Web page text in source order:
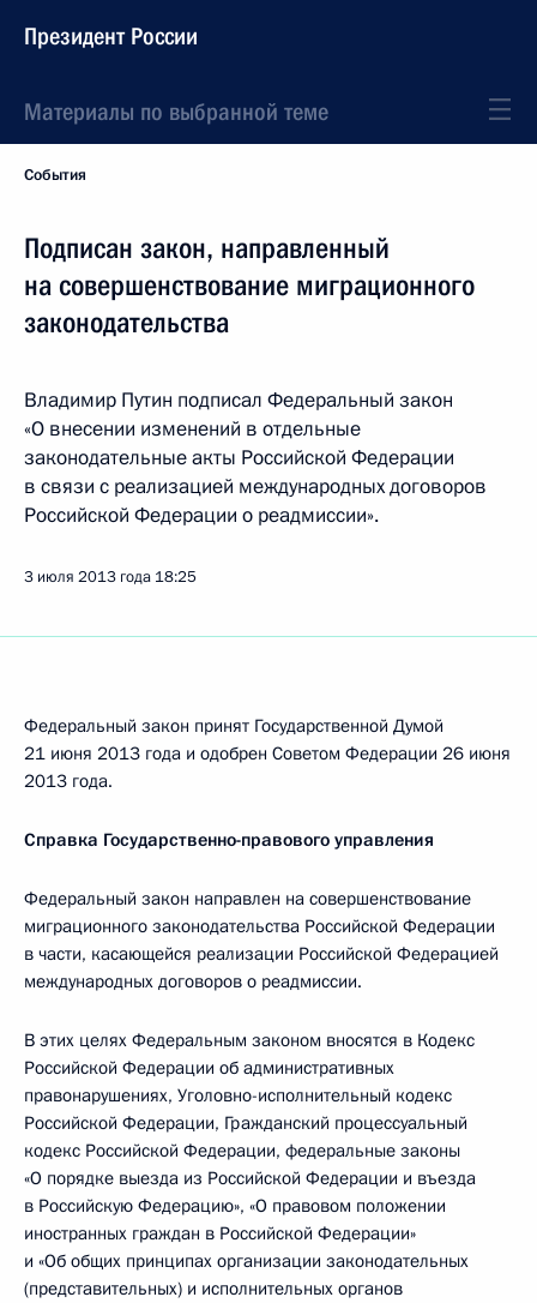
Президент России
Материалы по выбранной теме
События
Подписан закон, направленный
на совершенствование миграционного
законодательства
Владимир Путин подписал Федеральный закон
«О внесении изменений в отдельные
законодательные акты Российской Федерации
в связи с реализацией международных договоров
Российской Федерации о реадмиссии».
3 июля 2013 года 18:25
Федеральный закон принят Государственной Думой
21 июня 2013 года и одобрен Советом Федерации 26 июня
2013 года.
Справка Государственно-правового управления
Федеральный закон направлен на совершенствование
миграционного законодательства Российской Федерации
в части, касающейся реализации Российской Федерацией
международных договоров о реадмиссии.
В этих целях Федеральным законом вносятся в Кодекс
Российской Федерации об административных
правонарушениях, Уголовно-исполнительный кодекс
Российской Федерации, Гражданский процессуальный
кодекс Российской Федерации, федеральные законы
«О порядке выезда из Российской Федерации и въезда
в Российскую Федерацию», «О правовом положении
иностранных граждан в Российской Федерации»
и «Об общих принципах организации законодательных
(представительных) и исполнительных органов